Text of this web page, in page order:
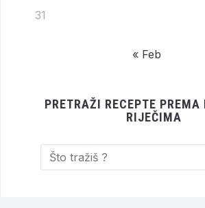
31
« Feb
PRETRAŽI RECEPTE
RIJEČIMA